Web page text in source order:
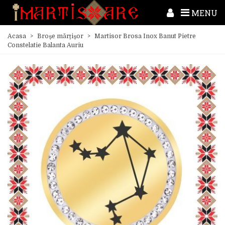
MENU
Acasa > Broșe mărțișor > Martisor Brosa Inox Banut Pietre
Constelatie Balanta Auriu